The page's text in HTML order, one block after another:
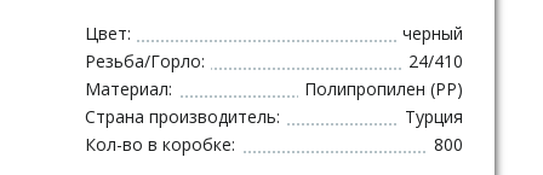
Цвет:
черный
Резьба/Горло:
24/410
Материал:
Полипропилен (PP)
Страна производитель:
Турция
Кол-во в коробке:
800